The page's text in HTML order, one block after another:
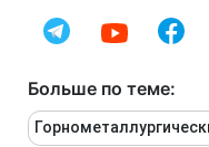
Больше по теме: